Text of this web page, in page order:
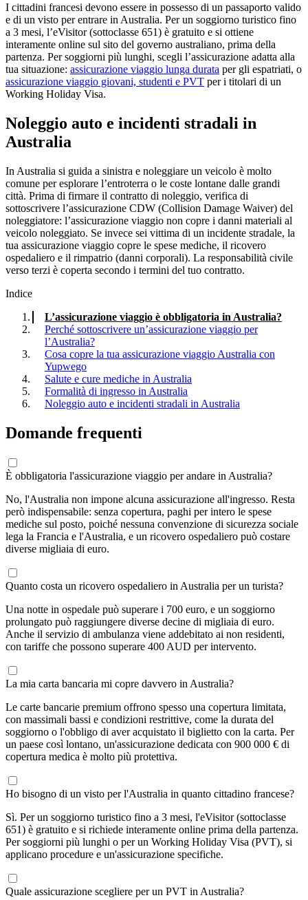
I cittadini francesi devono essere in possesso di un passaporto valido
e di un visto per entrare in Australia. Per un soggiorno turistico fino
a 3 mesi, l’eVisitor (sottoclasse 651) è gratuito e si ottiene
interamente online sul sito del governo australiano, prima della
partenza. Per soggiorni più lunghi, scegli l’assicurazione adatta alla
tua situazione: assicurazione viaggio lunga durata per gli espatriati, o
assicurazione viaggio giovani, studenti e PVT per i titolari di un
Working Holiday Visa.
Noleggio auto e incidenti stradali in
Australia
In Australia si guida a sinistra e noleggiare un veicolo è molto
comune per esplorare l’entroterra o le coste lontane dalle grandi
città. Prima di firmare il contratto di noleggio, verifica di
sottoscrivere l’assicurazione CDW (Collision Damage Waiver) del
noleggiatore: l’assicurazione viaggio non copre i danni materiali al
veicolo noleggiato. Se invece sei vittima di un incidente stradale, la
tua assicurazione viaggio copre le spese mediche, il ricovero
ospedaliero e il rimpatrio (danni corporali). La responsabilità civile
verso terzi è coperta secondo i termini del tuo contratto.
Indice
L’assicurazione viaggio è obbligatoria in Australia?
Perché sottoscrivere un’assicurazione viaggio per
l’Australia?
Cosa copre la tua assicurazione viaggio Australia con
Yupwego
Salute e cure mediche in Australia
Formalità di ingresso in Australia
Noleggio auto e incidenti stradali in Australia
Domande frequenti
È obbligatoria l'assicurazione viaggio per andare in Australia?
No, l'Australia non impone alcuna assicurazione all'ingresso. Resta
però indispensabile: senza copertura, paghi per intero le spese
mediche sul posto, poiché nessuna convenzione di sicurezza sociale
lega la Francia e l'Australia, e un ricovero ospedaliero può costare
diverse migliaia di euro.
Quanto costa un ricovero ospedaliero in Australia per un turista?
Una notte in ospedale può superare i 700 euro, e un soggiorno
prolungato può raggiungere diverse decine di migliaia di euro.
Anche il servizio di ambulanza viene addebitato ai non residenti,
con tariffe che possono superare 400 AUD per intervento.
La mia carta bancaria mi copre davvero in Australia?
Le carte bancarie premium offrono spesso una copertura limitata,
con massimali bassi e condizioni restrittive, come la durata del
soggiorno o l'obbligo di aver acquistato il biglietto con la carta. Per
un paese così lontano, un'assicurazione dedicata con 900 000 € di
copertura medica è molto più protettiva.
Ho bisogno di un visto per l'Australia in quanto cittadino francese?
Sì. Per un soggiorno turistico fino a 3 mesi, l'eVisitor (sottoclasse
651) è gratuito e si richiede interamente online prima della partenza.
Per soggiorni più lunghi o per un Working Holiday Visa (PVT), si
applicano procedure e un'assicurazione specifiche.
Quale assicurazione scegliere per un PVT in Australia?